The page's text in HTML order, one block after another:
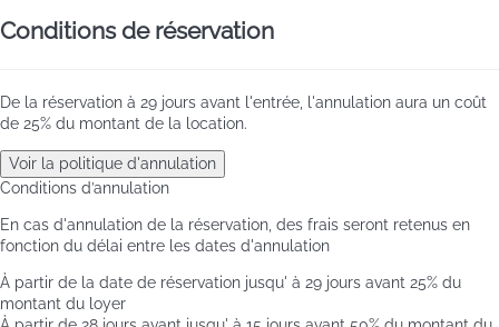
Conditions de réservation
De la réservation à 29 jours avant l'entrée, l'annulation aura un coût
de 25% du montant de la location.
Voir la politique d'annulation
Conditions d’annulation
En cas d'annulation de la réservation, des frais seront retenus en
fonction du délai entre les dates d'annulation
À partir de la date de réservation jusqu' à 29 jours avant 25% du
montant du loyer